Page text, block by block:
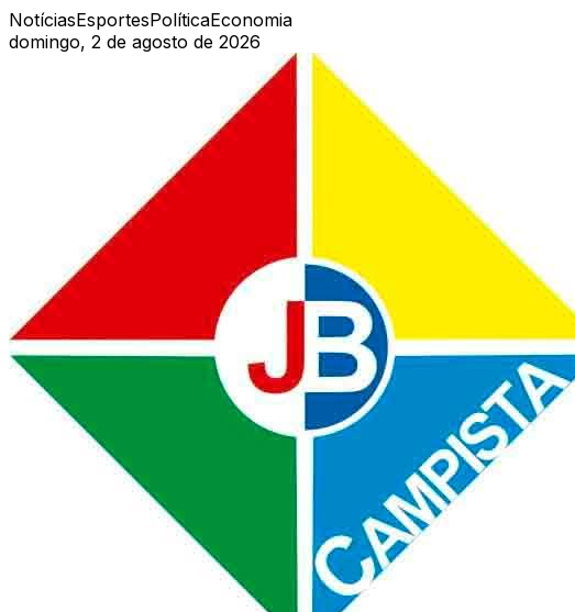
NotíciasEsportesPolíticaEconomia
domingo, 2 de agosto de 2026